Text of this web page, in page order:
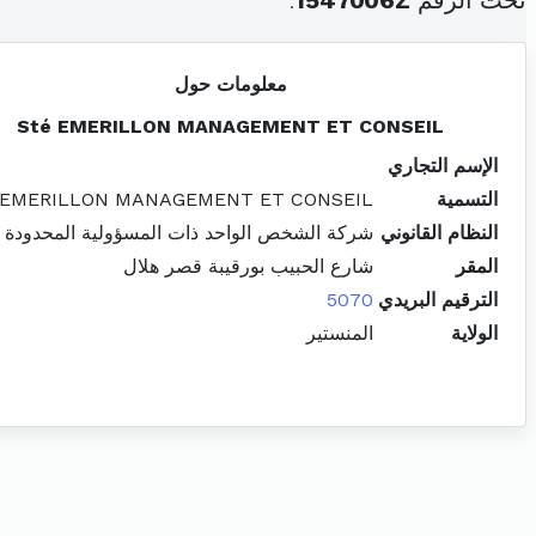
معلومات حول
Sté EMERILLON MANAGEMENT ET CONSEIL
الإسم التجاري
التسمية
MANAGEMENT ET CONSEIL
النظام القانوني شركة الشخص الواحد ذات المسؤولية المحدودة
المقر
شارع الحبيب بورقيبة قصر هلال
الترقيم البريدي 5070
الولاية
المنستير